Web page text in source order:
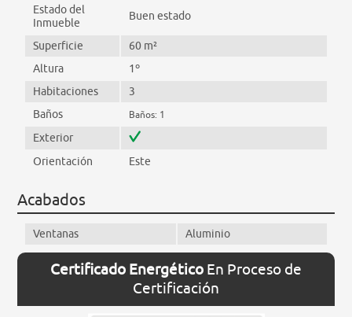
Estado del
Inmueble
Buen estado
Superficie
60 m²
Altura
1º
Habitaciones
3
Baños
Baños: 1
Exterior
Orientación
Este
Acabados
Ventanas Aluminio
Certificado Energético En Proceso de
Certificación